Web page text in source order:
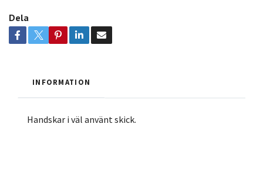
Dela
INFORMATION
Handskar i väl använt skick.